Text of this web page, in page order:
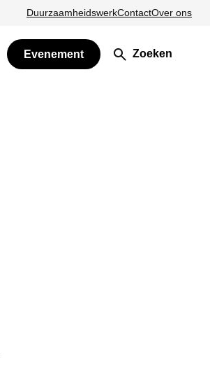
DuurzaamheidswerkContactOver ons
Evenement Zoeken